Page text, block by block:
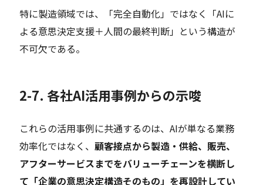
特に製造領域では、「完全自動化」ではなく「AIに
よる意思決定支援＋人間の最終判断」という構造が
不可欠である。
2-7. 各社AI活用事例からの示唆
これらの活用事例に共通するのは、AIが単なる業務
効率化ではなく、顧客接点から製造・供給、販売、
アフターサービスまでをバリューチェーンを横断し
て「企業の意思決定構造そのもの」を再設計してい